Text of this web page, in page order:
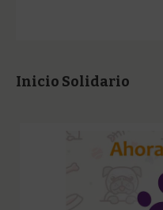
Inicio Solidario